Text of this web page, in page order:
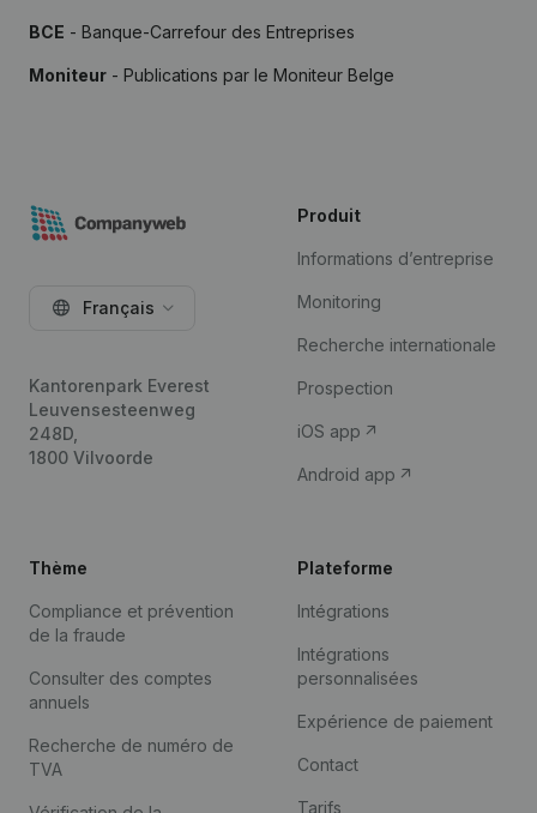
BCE - Banque-Carrefour des Entreprises
Moniteur - Publications par le Moniteur Belge
Français
Kantorenpark Everest
Leuvensesteenweg
248D,
1800 Vilvoorde
Produit
Informations d’entreprise
Monitoring
Recherche internationale
Prospection
iOS app
Android app
Thème
Compliance et prévention
de la fraude
Consulter des comptes
annuels
Recherche de numéro de
TVA
Plateforme
Intégrations
Intégrations
personnalisées
Expérience de paiement
Contact
Tarifs